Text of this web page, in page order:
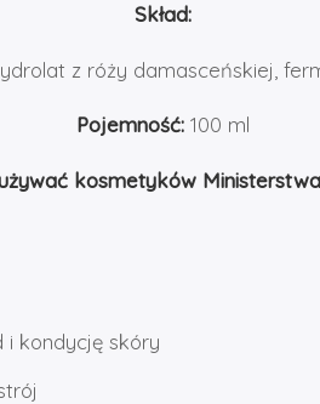
Skład:
z róży damasceńskiej,
Pojemność:100 ml
kosmetyków
i kondycję skóry